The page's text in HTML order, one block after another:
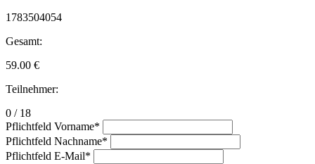
1783504054
Gesamt:
59.00 €
Teilnehmer:
0 / 18
Pflichtfeld Vorname*
Pflichtfeld Nachname*
Pflichtfeld E-Mail*